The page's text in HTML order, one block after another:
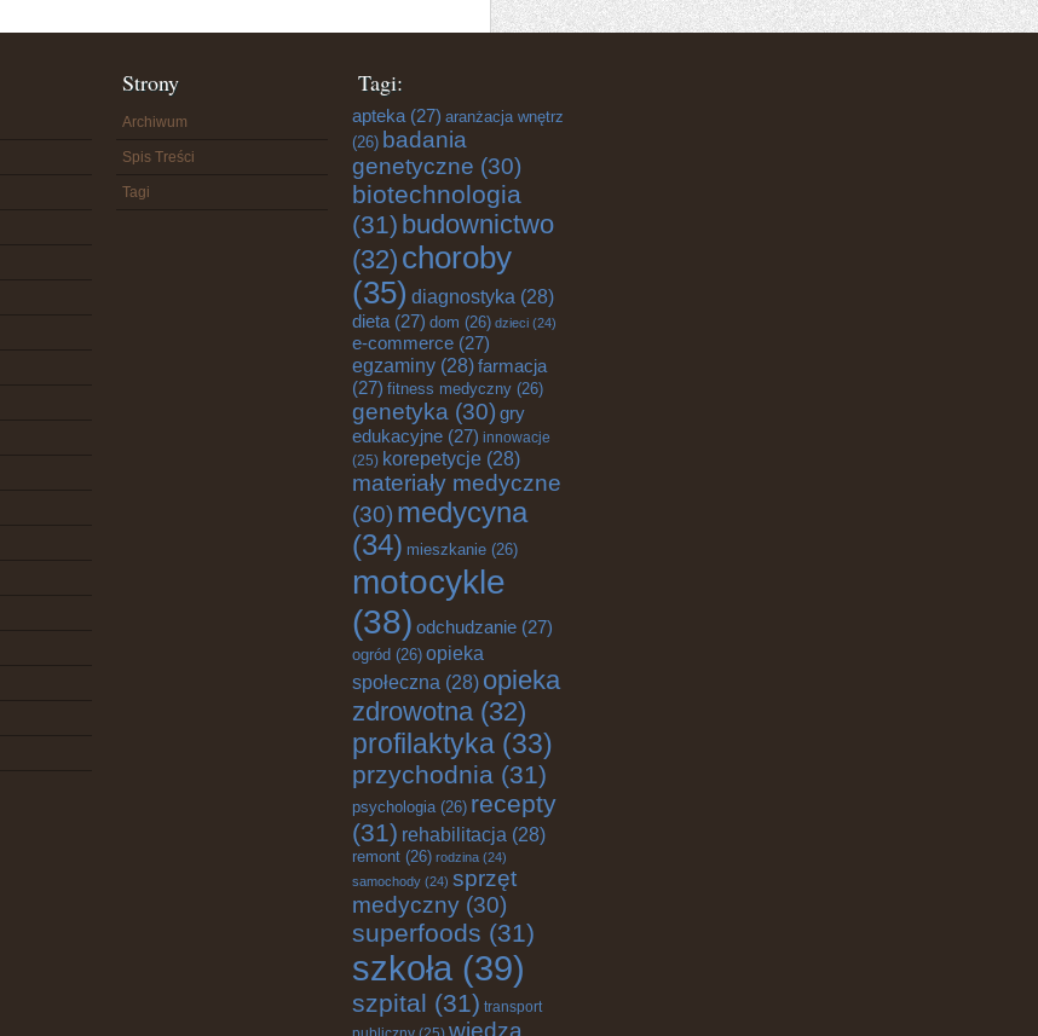
Strony
Archiwum
Spis Treści
Tagi
Tagi:
apteka (27) aranżacja wnętrz
(26) badania
genetyczne (30)
biotechnologia
(31) budownictwo
(32) choroby
(35) diagnostyka (28)
dieta (27) dom (26) dzieci (24)
e-commerce (27)
egzaminy (28)farmacja
(27) fitness medyczny (26)
genetyka (30) gry
edukacyjne (27) innowacje
(25) korepetycje (28)
materiały medyczne
(30) medycyna
(34) mieszkanie (26)
motocykle
(38) odchudzanie (27)
ogród (26) opieka
społeczna (28) opieka
zdrowotna(32)
profilaktyka (33)
przychodnia (31)
psychologia(26) recepty
(31) rehabilitacja (28)
remont (26) rodzina (24)
samochody (24) sprzęt
medyczny (30)
superfoods (31)
szkoła (39)
szpital (31) transport
wiedza